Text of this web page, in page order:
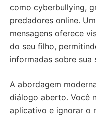
como cyberbullying,
predadores online.
mensagens oferece
do seu filho,
informadas sobre sua
A abordagem
diálogo aberto. Você
aplicativo e ignorar o